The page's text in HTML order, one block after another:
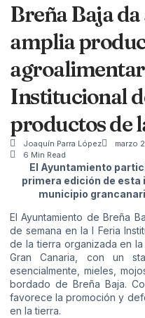
Breña Baja
amplia
Institucional
productos de
Joaquín Parra López marzo
6 Min Read
El Ayuntamiento
primera edición de esta
municipio
El Ayuntamiento de Breña
de semana en la I Feria
de la tierra organizada en
Gran Canaria, con un
esencialmente, mieles,
bordado de Breña Baja.
favorece la promoción y
en la tierra.